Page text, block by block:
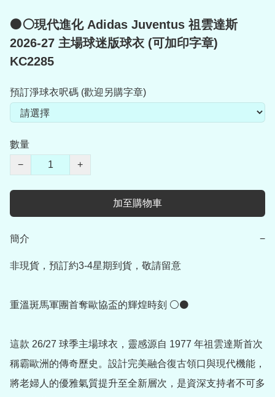
⚫⚪現代進化 Adidas Juventus 祖雲達斯
2026-27 主場球迷版球衣 (可加印字章)
KC2285
預訂淨球衣呎碼 (歡迎另購字章)
數量
−
+
加至購物車
簡介 −
非現貨，預訂約3-4星期到貨，敬請留意
重溫斑馬軍團首奪歐協盃的輝煌時刻 ⚪⚫
這款 26/27 球季主場球衣，靈感源自 1977 年祖雲達斯首次
稱霸歐洲的傳奇歷史。設計完美融合復古領口與現代機能，
將老婦人的優雅氣質提升至全新層次，是資深支持者不可多